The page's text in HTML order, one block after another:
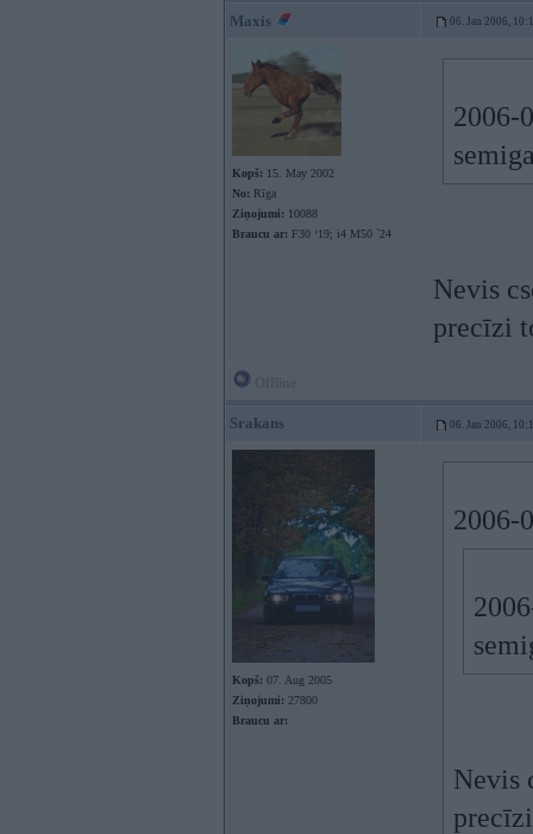
Maxis 06. Jan 2006,
Kopš: 15. May 2002
No: Rīga
Ziņojumi: 10088
Braucu ar: F30 ‘19; i4 M50 `24
2006-
Nevis
precīzi
Srakans 06. Jan 2006,
Kopš: 07. Aug 2005
Ziņojumi: 27800
Braucu ar:
2006-
Nevis